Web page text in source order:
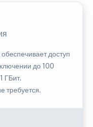
обеспечивает доступ
до 100
ГБит.
требуется.